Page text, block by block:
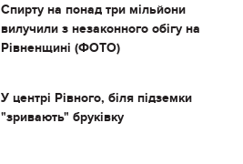
Спирту на понад три мільйони
вилучили з незаконного обігу на
Рівненщині (ФОТО)
У центрі Рівного, біля підземки
"зривають" бруківку